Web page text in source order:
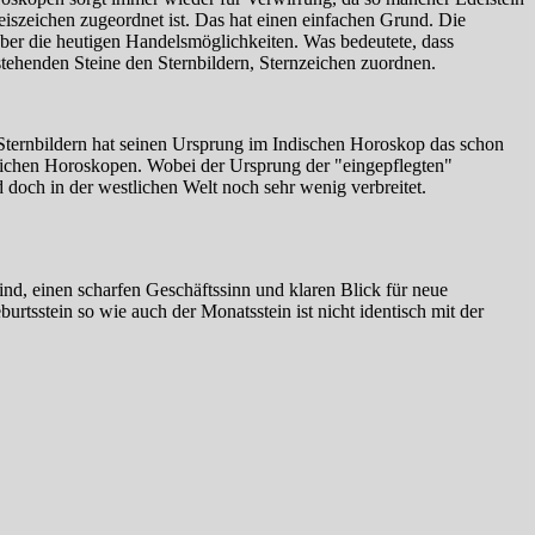
zugeordnet ist. Das hat einen einfachen Grund. Die
die heutigen Handelsmöglichkeiten. Was bedeutete, dass
Steine den Sternbildern, Sternzeichen zuordnen.
hat seinen Ursprung im Indischen Horoskop das schon
Horoskopen. Wobei der Ursprung der "eingepflegten"
doch in der westlichen Welt noch sehr wenig verbreitet.
einen scharfen Geschäftssinn und klaren Blick für neue
so wie auch der Monatsstein ist nicht identisch mit der